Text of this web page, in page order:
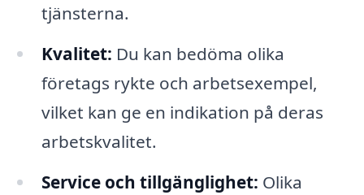
tjänsterna.
Kvalitet: Du kan bedöma olika
företags rykte och arbetsexempel,
vilket kan ge en indikation på deras
arbetskvalitet.
Service och tillgänglighet: Olika